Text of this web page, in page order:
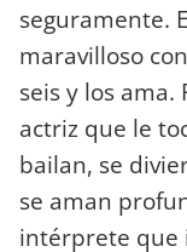
seguramente.
maravilloso
seis y los ama.
actriz que le
bailan, se
se aman
intérprete que